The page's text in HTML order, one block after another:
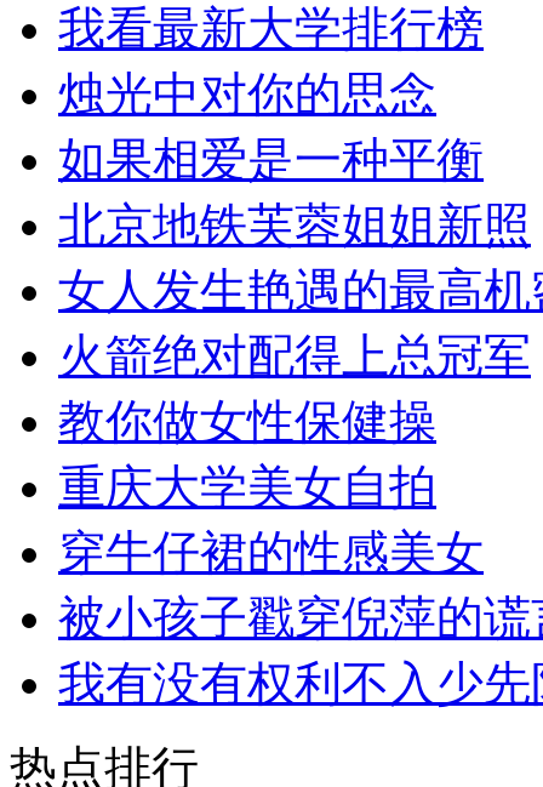
我看最新大学排行榜
烛光中对你的思念
如果相爱是一种平衡
北京地铁芙蓉姐姐新照
女人发生艳遇的最高机
火箭绝对配得上总冠军
教你做女性保健操
重庆大学美女自拍
穿牛仔裙的性感美女
被小孩子戳穿倪萍的谎
我有没有权利不入少先
热点排行